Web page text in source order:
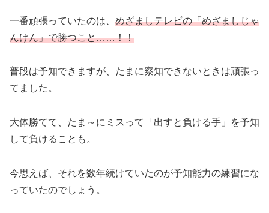
一番頑張っていたのは、 めざましテレビの「めざましじゃ
んけん」で勝つこと……！！
普段は予知できますが、たまに察知できないときは頑張っ
てました。
大体勝てて、たま～にミスって「出すと負ける手」を予知
して負けることも。
今思えば、それを数年続けていたのが予知能力の練習にな
っていたのでしょう。